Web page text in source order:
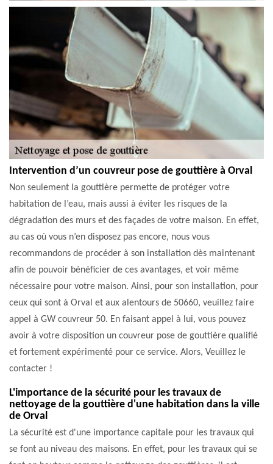
Intervention d’un couvreur pose de gouttière à Orval
Non seulement la gouttière permette de protéger votre
habitation de l’eau, mais aussi à éviter les risques de la
dégradation des murs et des façades de votre maison. En effet,
au cas où vous n’en disposez pas encore, nous vous
recommandons de procéder à son installation dès maintenant
afin de pouvoir bénéficier de ces avantages, et voir même
nécessaire pour votre maison. Ainsi, pour son installation, pour
ceux qui sont à Orval et aux alentours de 50660, veuillez faire
appel à GW couvreur 50. En faisant appel à lui, vous pouvez
avoir à votre disposition un couvreur pose de gouttière qualifié
et fortement expérimenté pour ce service. Alors, Veuillez le
contacter !
L'importance de la sécurité pour les travaux de
nettoyage de la gouttière d'une habitation dans la ville
de Orval
La sécurité est d'une importance capitale pour les travaux qui
se font au niveau des maisons. En effet, pour les travaux qui se